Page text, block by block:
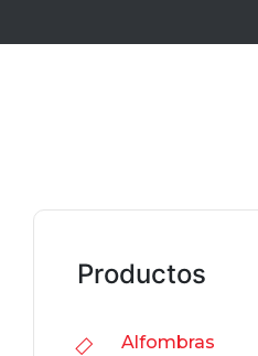
Productos
Alfombras